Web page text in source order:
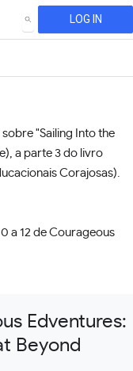
SEARCH LOG IN
"Sailing Into the
a parte 3 do livro
Corajosas).
a 12 de Courageous
Edventures:
Beyond